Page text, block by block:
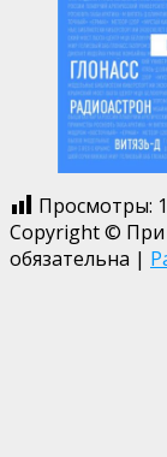
Просмотры:
Copyright © При
обязательна |